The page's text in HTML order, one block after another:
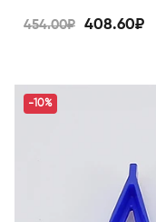
454.00₽ 408.60₽
-10%